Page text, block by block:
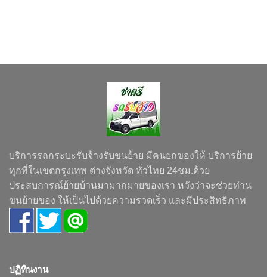
บริการรถกระบะรับจ้างรับขนย้าย มีคนยกของให้ บริการย้าย
ทุกที่ในเขตกรุงเทพ ต่างจังหวัด ทั่วไทย 24ชม.ด้วย
ประสบการณ์ย้ายบ้านมามากมายของเรา หวังว่าจะช่วยท่าน
ขนย้ายของ ให้เป็นไปด้วยความรวดเร็ว และมีประสิทธิภาพ
ปฏิทินงาน